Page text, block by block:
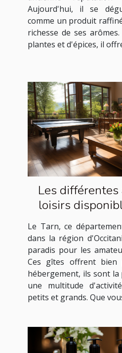
Aujourd'hui, il se
comme un produit
richesse de ses
plantes et d'épices, il
Les
loisirs
gîtes
Le Tarn, ce
dans la région
paradis pour les
Ces gîtes offrent bien
hébergement, ils sont
une multitude
petits et grands. Que